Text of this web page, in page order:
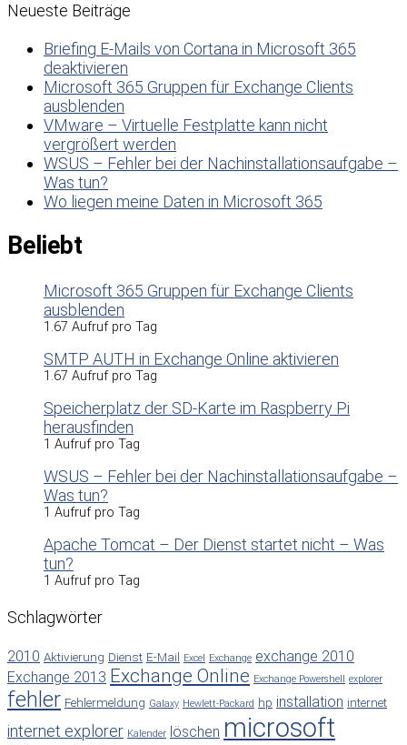
Neueste Beiträge
Briefing E-Mails von Cortana in Microsoft 365
deaktivieren
Microsoft 365 Gruppen für Exchange Clients
ausblenden
VMware – Virtuelle Festplatte kann nicht
vergrößert werden
WSUS – Fehler bei der Nachinstallationsaufgabe –
Was tun?
Wo liegen meine Daten in Microsoft 365
Beliebt
Microsoft 365 Gruppen für Exchange Clients
ausblenden
1.67 Aufruf pro Tag
SMTP AUTH in Exchange Online aktivieren
1.67 Aufruf pro Tag
Speicherplatz der SD-Karte im Raspberry Pi
herausfinden
1 Aufruf pro Tag
WSUS – Fehler bei der Nachinstallationsaufgabe –
Was tun?
1 Aufruf pro Tag
Apache Tomcat – Der Dienst startet nicht – Was
tun?
1 Aufruf pro Tag
Schlagwörter
2010 Aktivierung Dienst E-Mail Excel Exchange exchange 2010
Exchange 2013 Exchange Online Exchange Powershell explorer
fehler Fehlermeldung Galaxy Hewlett-Packard hp installation internet
internet explorer Kalender löschen microsoft